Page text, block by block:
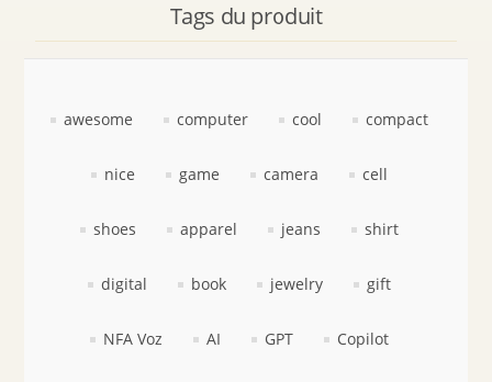
Tags du produit
awesome computer cool compact
nice game camera cell
shoes apparel jeans shirt
digital book jewelry gift
NFA Voz AI GPT Copilot